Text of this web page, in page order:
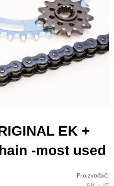
EK +
-most used
Proizvođač: